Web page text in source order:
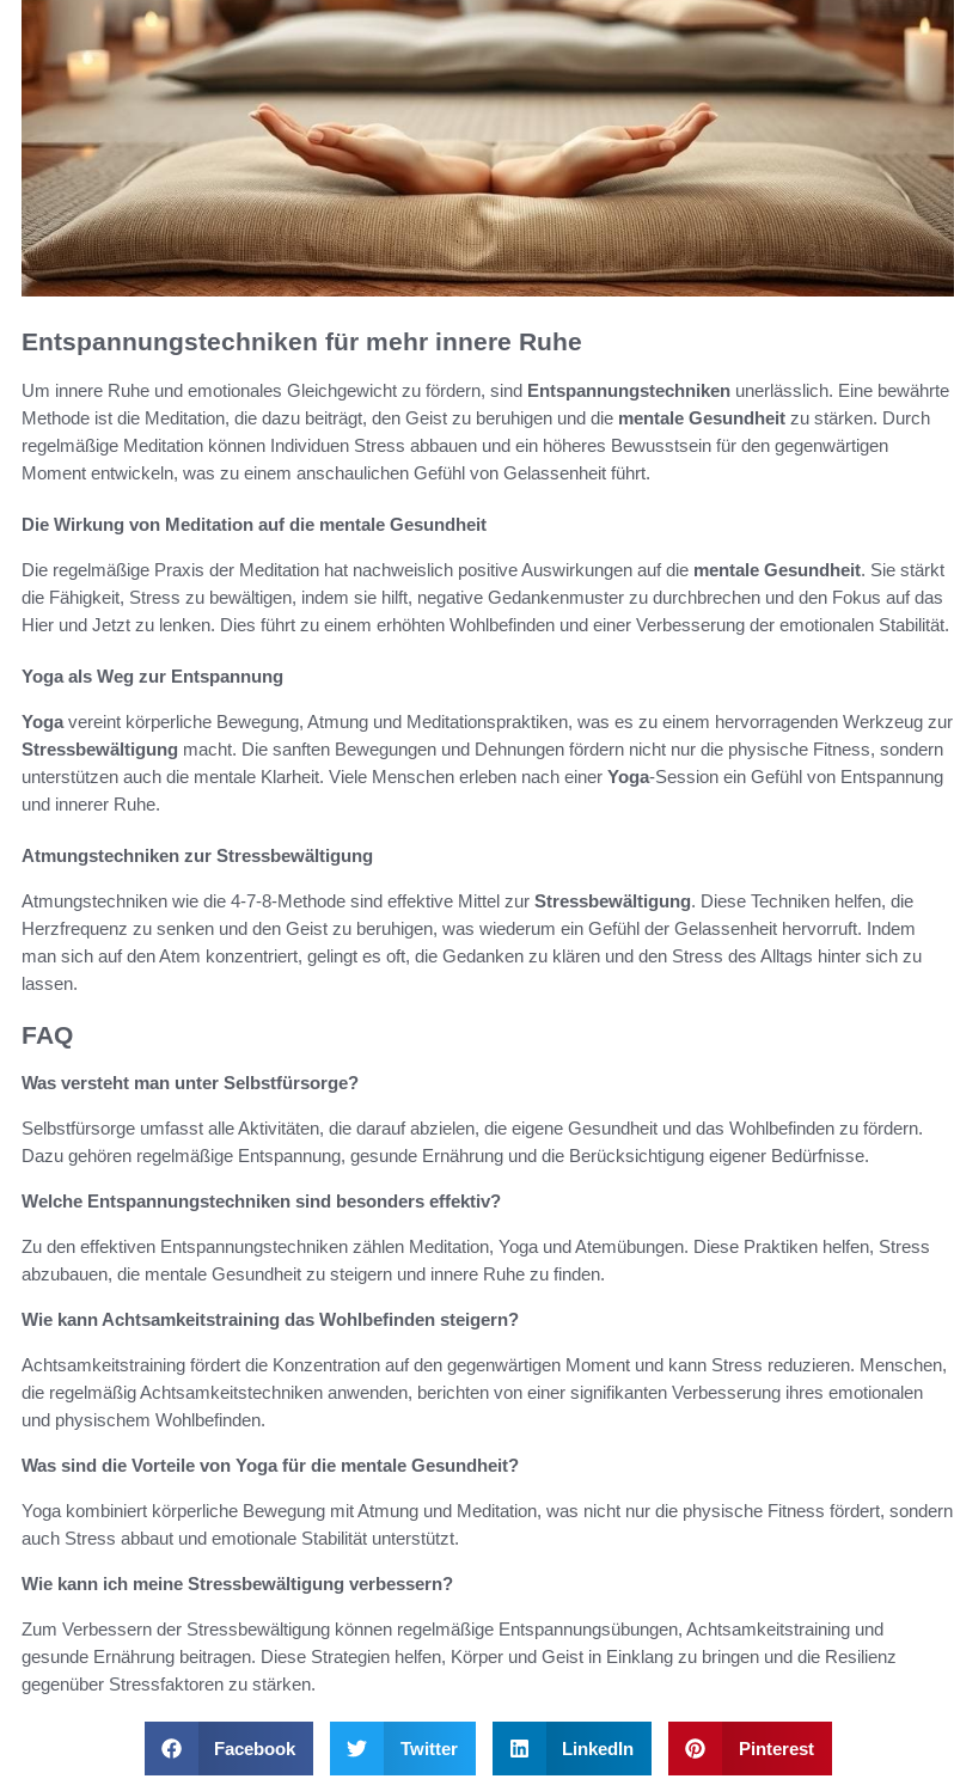
Entspannungstechniken für mehr innere Ruhe
Um innere Ruhe und emotionales Gleichgewicht zu fördern, sind Entspannungstechniken unerlässlich. Eine bewährte
Methode ist die Meditation, die dazu beiträgt, den Geist zu beruhigen und die mentale Gesundheit zu stärken. Durch
regelmäßige Meditation können Individuen Stress abbauen und ein höheres Bewusstsein für den gegenwärtigen
Moment entwickeln, was zu einem anschaulichen Gefühl von Gelassenheit führt.
Die Wirkung von Meditation auf die mentale Gesundheit
Die regelmäßige Praxis der Meditation hat nachweislich positive Auswirkungen auf die mentale Gesundheit. Sie stärkt
die Fähigkeit, Stress zu bewältigen, indem sie hilft, negative Gedankenmuster zu durchbrechen und den Fokus auf das
Hier und Jetzt zu lenken. Dies führt zu einem erhöhten Wohlbefinden und einer Verbesserung der emotionalen Stabilität.
Yoga als Weg zur Entspannung
Yogavereint körperliche Bewegung, Atmung und Meditationspraktiken, was es zu einem hervorragenden Werkzeug zur
Stressbewältigung macht. Die sanften Bewegungen und Dehnungen fördern nicht nur die physische Fitness, sondern
unterstützen auch die mentale Klarheit. Viele Menschen erleben nach einer Yoga-Session ein Gefühl von Entspannung
und innerer Ruhe.
Atmungstechniken zur Stressbewältigung
Atmungstechniken wie die 4-7-8-Methode sind effektive Mittel zur Stressbewältigung. Diese Techniken helfen, die
Herzfrequenz zu senken und den Geist zu beruhigen, was wiederum ein Gefühl der Gelassenheit hervorruft. Indem
man sich auf den Atem konzentriert, gelingt es oft, die Gedanken zu klären und den Stress des Alltags hinter sich zu
lassen.
FAQ
Was versteht man unter Selbstfürsorge?
Selbstfürsorge umfasst alle Aktivitäten, die darauf abzielen, die eigene Gesundheit und das Wohlbefinden zu fördern.
Dazu gehören regelmäßige Entspannung, gesunde Ernährung und die Berücksichtigung eigener Bedürfnisse.
Welche Entspannungstechniken sind besonders effektiv?
Zu den effektiven Entspannungstechniken zählen Meditation, Yoga und Atemübungen. Diese Praktiken helfen, Stress
abzubauen, die mentale Gesundheit zu steigern und innere Ruhe zu finden.
Wie kann Achtsamkeitstraining das Wohlbefinden steigern?
Achtsamkeitstraining fördert die Konzentration auf den gegenwärtigen Moment und kann Stress reduzieren. Menschen,
die regelmäßig Achtsamkeitstechniken anwenden, berichten von einer signifikanten Verbesserung ihres emotionalen
und physischem Wohlbefinden.
Was sind die Vorteile von Yoga für die mentale Gesundheit?
Yoga kombiniert körperliche Bewegung mit Atmung und Meditation, was nicht nur die physische Fitness fördert, sondern
auch Stress abbaut und emotionale Stabilität unterstützt.
Wie kann ich meine Stressbewältigung verbessern?
Zum Verbessern der Stressbewältigung können regelmäßige Entspannungsübungen, Achtsamkeitstraining und
gesunde Ernährung beitragen. Diese Strategien helfen, Körper und Geist in Einklang zu bringen und die Resilienz
gegenüber Stressfaktoren zu stärken.
Facebook Twitter LinkedIn Pinterest